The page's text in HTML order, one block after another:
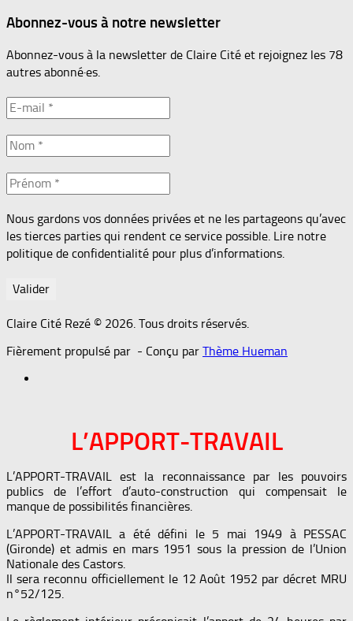
Abonnez-vous à notre newsletter
Abonnez-vous à la newsletter de Claire Cité et rejoignez les 78
autres abonné·es.
Nous gardons vos données privées et ne les partageons qu’avec
les tierces parties qui rendent ce service possible. Lire notre
politique de confidentialité pour plus d’informations.
Claire Cité Rezé © 2026. Tous droits réservés.
Fièrement propulsé par - Conçu par Thème Hueman
L’APPORT-TRAVAIL
L’APPORT-TRAVAIL est la reconnaissance par les pouvoirs
publics de l’effort d’auto-construction qui compensait le
manque de possibilités financières.
L’APPORT-TRAVAIL a été défini le 5 mai 1949 à PESSAC
(Gironde) et admis en mars 1951 sous la pression de l’Union
Nationale des Castors.
Il sera reconnu officiellement le 12 Août 1952 par décret MRU
n°52/125.